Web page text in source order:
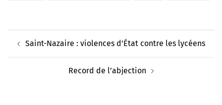
d’article
Saint-Nazaire : violences d’État contre les lycéens
Record de l’abjection